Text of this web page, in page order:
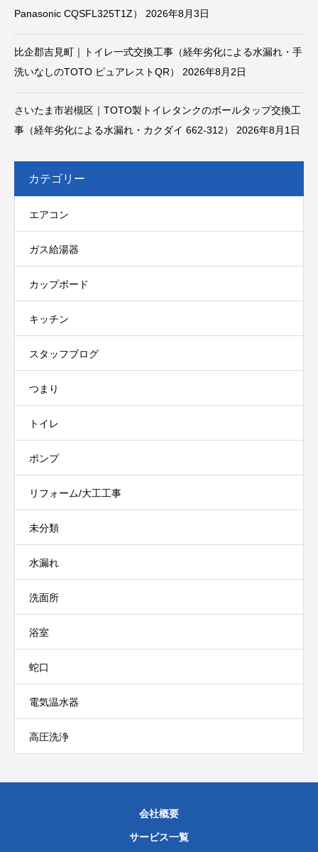
Panasonic CQSFL325T1Z）
2026年8月3日
比企郡吉見町｜トイレ一式交換工事（経年劣化による水漏れ・手
洗いなしのTOTO ピュアレストQR）
2026年8月2日
さいたま市岩槻区｜TOTO製トイレタンクのボールタップ交換工
事（経年劣化による水漏れ・カクダイ 662-312）
2026年8月1日
カテゴリー
エアコン
ガス給湯器
カップボード
キッチン
スタッフブログ
つまり
トイレ
ポンプ
リフォーム/大工工事
未分類
水漏れ
洗面所
浴室
蛇口
電気温水器
高圧洗浄
会社概要
サービス一覧